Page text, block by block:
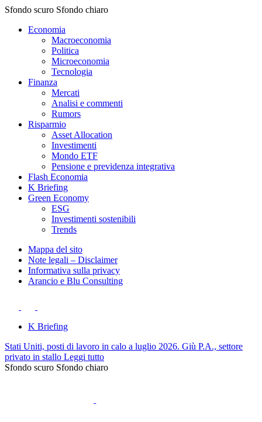
Sfondo scuro Sfondo chiaro
Economia
Macroeconomia
Politica
Microeconomia
Tecnologia
Finanza
Mercati
Analisi e commenti
Rumors
Risparmio
Asset Allocation
Investimenti
Mondo ETF
Pensione e previdenza integrativa
Flash Economia
K Briefing
Green Economy
ESG
Investimenti sostenibili
Trends
Mappa del sito
Note legali – Disclaimer
Informativa sulla privacy
Arancio e Blu Consulting
K Briefing
Stati Uniti, posti di lavoro in calo a luglio 2026. Giù P.A., settore
privato in stallo Leggi tutto
Sfondo scuro Sfondo chiaro